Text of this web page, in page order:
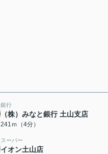
銀行
（株）みなと銀行 土山支店
241ｍ（4分）
スーパー
イオン土山店